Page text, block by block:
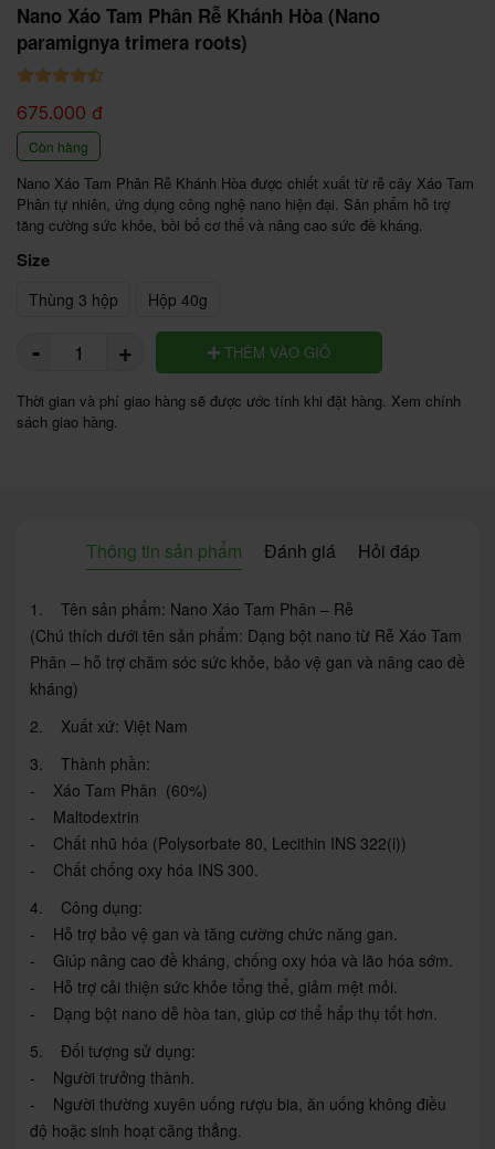
Nano Xáo Tam Phân Rễ Khánh Hòa (Nano
paramignya trimera roots)
675.000 đ
Còn hàng
Nano Xáo Tam Phân Rễ Khánh Hòa được chiết xuất từ rễ cây Xáo Tam
Phân tự nhiên, ứng dụng công nghệ nano hiện đại. Sản phẩm hỗ trợ
tăng cường sức khỏe, bồi bổ cơ thể và nâng cao sức đề kháng.
Size
Thùng 3 hộp Hộp 40g
- + THÊM VÀO GIỎ
Thời gian và phí giao hàng sẽ được ước tính khi đặt hàng. Xem chính
sách giao hàng.
Thông tin sản phẩm Đánh giá Hỏi đáp
1. Tên sản phẩm: Nano Xáo Tam Phân – Rễ
(Chú thích dưới tên sản phẩm: Dạng bột nano từ Rễ Xáo Tam
Phân – hỗ trợ chăm sóc sức khỏe, bảo vệ gan và nâng cao đề
kháng)
2. Xuất xứ: Việt Nam
3. Thành phần:
- Xáo Tam Phân (60%)
- Maltodextrin
- Chất nhũ hóa (Polysorbate 80, Lecithin INS 322(i))
- Chất chống oxy hóa INS 300.
4. Công dụng:
- Hỗ trợ bảo vệ gan và tăng cường chức năng gan.
- Giúp nâng cao đề kháng, chống oxy hóa và lão hóa sớm.
- Hỗ trợ cải thiện sức khỏe tổng thể, giảm mệt mỏi.
- Dạng bột nano dễ hòa tan, giúp cơ thể hấp thụ tốt hơn.
5. Đối tượng sử dụng:
- Người trưởng thành.
- Người thường xuyên uống rượu bia, ăn uống không điều
độ hoặc sinh hoạt căng thẳng.